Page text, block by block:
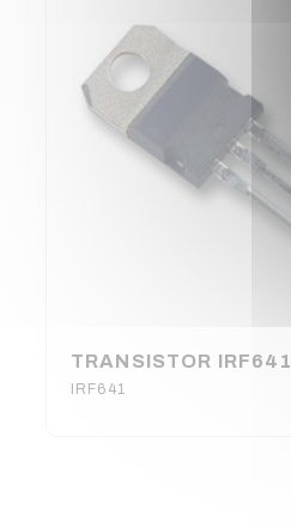
TRANSISTOR IRF641
IRF641